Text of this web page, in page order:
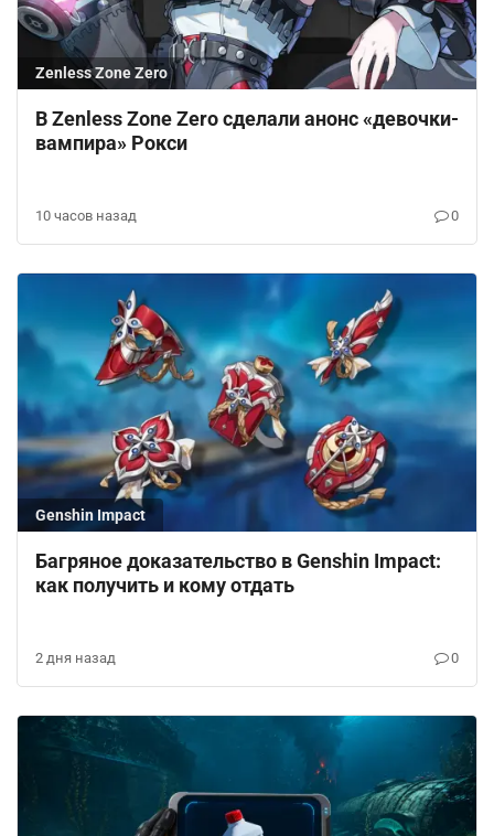
Zenless Zone Zero
В Zenless Zone Zero сделали анонс «девочки-
вампира» Рокси
10 часов назад 0
Genshin Impact
Багряное доказательство в Genshin Impact:
как получить и кому отдать
2 дня назад 0